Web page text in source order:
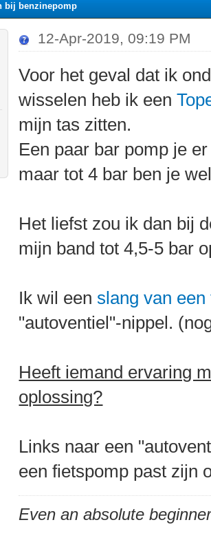
bij benzinepomp
12-Apr-2019, 09:19 PM
Voor het geval dat ik
wisselen heb ik een
mijn tas zitten.
Een paar bar pomp je
maar tot 4 bar ben je
Het liefst zou ik dan bij
mijn band tot 4,5-5 bar
Ik wil eenslang van
"autoventiel"-nippel.
Heeft iemand ervaring
oplossing?
Links naar een
een fietspomp past zijn
Even an absolute